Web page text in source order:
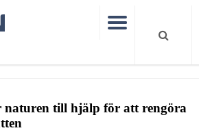
naturen till hjälp för att rengöra